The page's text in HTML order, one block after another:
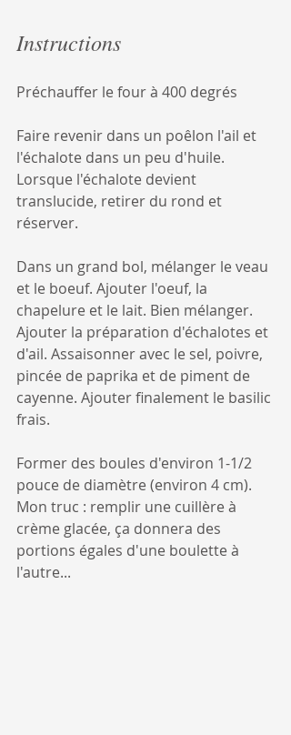
Instructions
Préchauffer le four à 400 degrés
Faire revenir dans un poêlon l'ail et
l'échalote dans un peu d'huile.
Lorsque l'échalote devient
translucide, retirer du rond et
réserver.
Dans un grand bol, mélanger le veau
et le boeuf. Ajouter l'oeuf, la
chapelure et le lait. Bien mélanger.
Ajouter la préparation d'échalotes et
d'ail. Assaisonner avec le sel, poivre,
pincée de paprika et de piment de
cayenne. Ajouter finalement le basilic
frais.
Former des boules d'environ 1-1/2
pouce de diamètre (environ 4 cm).
Mon truc : remplir une cuillère à
crème glacée, ça donnera des
portions égales d'une boulette à
l'autre...